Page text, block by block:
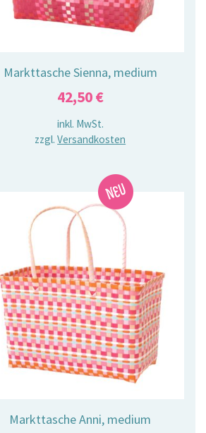
Markttasche Sienna, medium
42,50€
inkl. MwSt.
zzgl.Versandkosten
Markttasche Anni, medium